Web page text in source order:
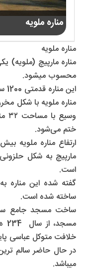
مناره ملویه
مناره ملویه
مناره مارپیچ
محسوب میشود.
این مناره قدمتی 1200 ساله دارد.
ختم می‌شود.
مارپیچ به شکل
است.
گفته شده این مناره به
ساخته شده است.
ساخت مسجد جامع
خلافت متوکل عباسی
در حال حاضر سالم
میباشد.